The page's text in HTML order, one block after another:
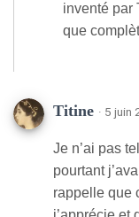
inventé par
que
Titine · 5 juin
Je n’ai pas
pourtant
rappelle que